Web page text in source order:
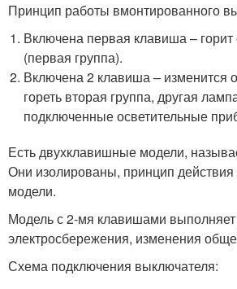
Принцип работы вмонтированного
Включена первая клавиша –
(первая группа).
Включена 2 клавиша – изменится
гореть вторая группа, другая
подключенные осветительные
Есть двухклавишные модели,
Они изолированы, принцип
модели.
Модель с 2-мя клавишами
электросбережения, изменения
Схема подключения выключателя: